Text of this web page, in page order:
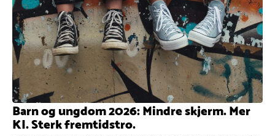
Barn og ungdom 2026: Mindre skjerm. Mer
KI. Sterk fremtidstro.